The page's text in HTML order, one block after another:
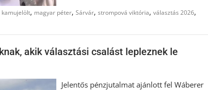
kamujelölt, magyar péter, Sárvár, strompová viktória, választás 2026,
akik választási csalást lepleznek le
Jelentős pénzjutalmat ajánlott fel Wáberer